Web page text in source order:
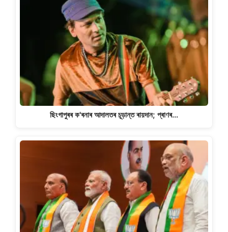
ছিংগাপুৰৰ ক'ৰনাৰ আদালতৰ চূড়ান্ত ৰায়দান; প্ৰাণৰ…